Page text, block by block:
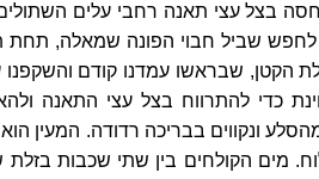
בצל עצי תאנה רחבי עלים
לחפש שביל חבוי הפונה שמאלה, תחת
הקטן, שבראשו עמדנו קודם והשקפנו
כדי להתרווח בצל עצי התאנה
ונקווים בבריכה רדודה. המעין
מים הקולחים בין שתי שכבות